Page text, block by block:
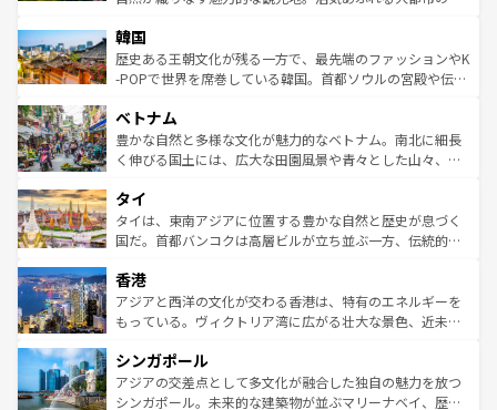
はコンテンツ一覧
いる。アクティビティも充実しており、サーフィンやダイ
ビング、ハイキングなど、アウトドア好きにはたまらな
い。オーストラリアの多彩な魅力を存分に味わいつくそ
参照してほしい。
ン）、静ひつな山岳地帯である台湾東部など、都市の喧騒
と山間の静けさが共存しており、訪れる人に新しい発見と
驚きをもたらしてくれる。また、奥深い台湾の食文化も魅
容にもいいと評判のスイーツなど、バラエティ豊かな料理
が味わえる。 なお、新着の台湾情報は コンテンツ一覧を参
照してほしい。
韓国
歴史ある王朝文化が残る一方で、最先端のファッションやK
-POPで世界を席巻している韓国。首都ソウルの宮殿や伝統
き、地方に足を延ばせば四季折々の自然美を楽しむことが
できる。そして、キムチや焼肉、絶品のストリートフード
まで、さまざまな韓国料理が待っている。夜には、韓国な
リティに包まれながら、韓国の多彩な魅力を心ゆくまで味
わってみてほしい。 なお、新着の韓国情報はコンテンツ一
覧を参照してほしい。
ベトナム
豊かな自然と多様な文化が魅力的なベトナム。南北に細長
く伸びる国土には、広大な田園風景や青々とした山々、世
急速な発展と共に伝統が息づく。ハノイの古い町並みやホ
ーチミン市のフランス統治時代の建物も、独特の雰囲気を
醸し出している。また、バラエティの豊かさとおいしさで
とつ。フォーやバインミー、ベトナムコーヒーなどは、ぜ
ひ現地で味わいたい。どの地域を訪れてもあたたかい人々
が旅行者を迎えてくれるので、きっと忘れられない旅にな
参照してほしい。
タイ
タイは、東南アジアに位置する豊かな自然と歴史が息づく
国だ。首都バンコクは高層ビルが立ち並ぶ一方、伝統的な
の活気が交差している。北部ではチェンマイなどの山岳地
帯で自然と触れ合い、南部ではプーケットやクラビの美し
いビーチでリゾート気分を楽しむことができる。タイ料理
激する。気候は一年中温暖で、どの季節にも異なる楽しみ
が待っている。親しみやすいタイの人々、仏教を中心とし
た文化、そして多様な観光資源が、訪れる旅人を魅了し続
香港
アジアと西洋の文化が交わる香港は、特有のエネルギーを
もっている。ヴィクトリア湾に広がる壮大な景色、近未来
み、どこを訪れても感動するはず。観光スポットが密集し
ており、効率よく見どころを回れるのも魅力。息をのむよ
うな絶景から文化的な体験まで、香港を存分に楽しみ尽く
シンガポール
アジアの交差点として多文化が融合した独自の魅力を放つ
シンガポール。未来的な建築物が並ぶマリーナベイ、歴史